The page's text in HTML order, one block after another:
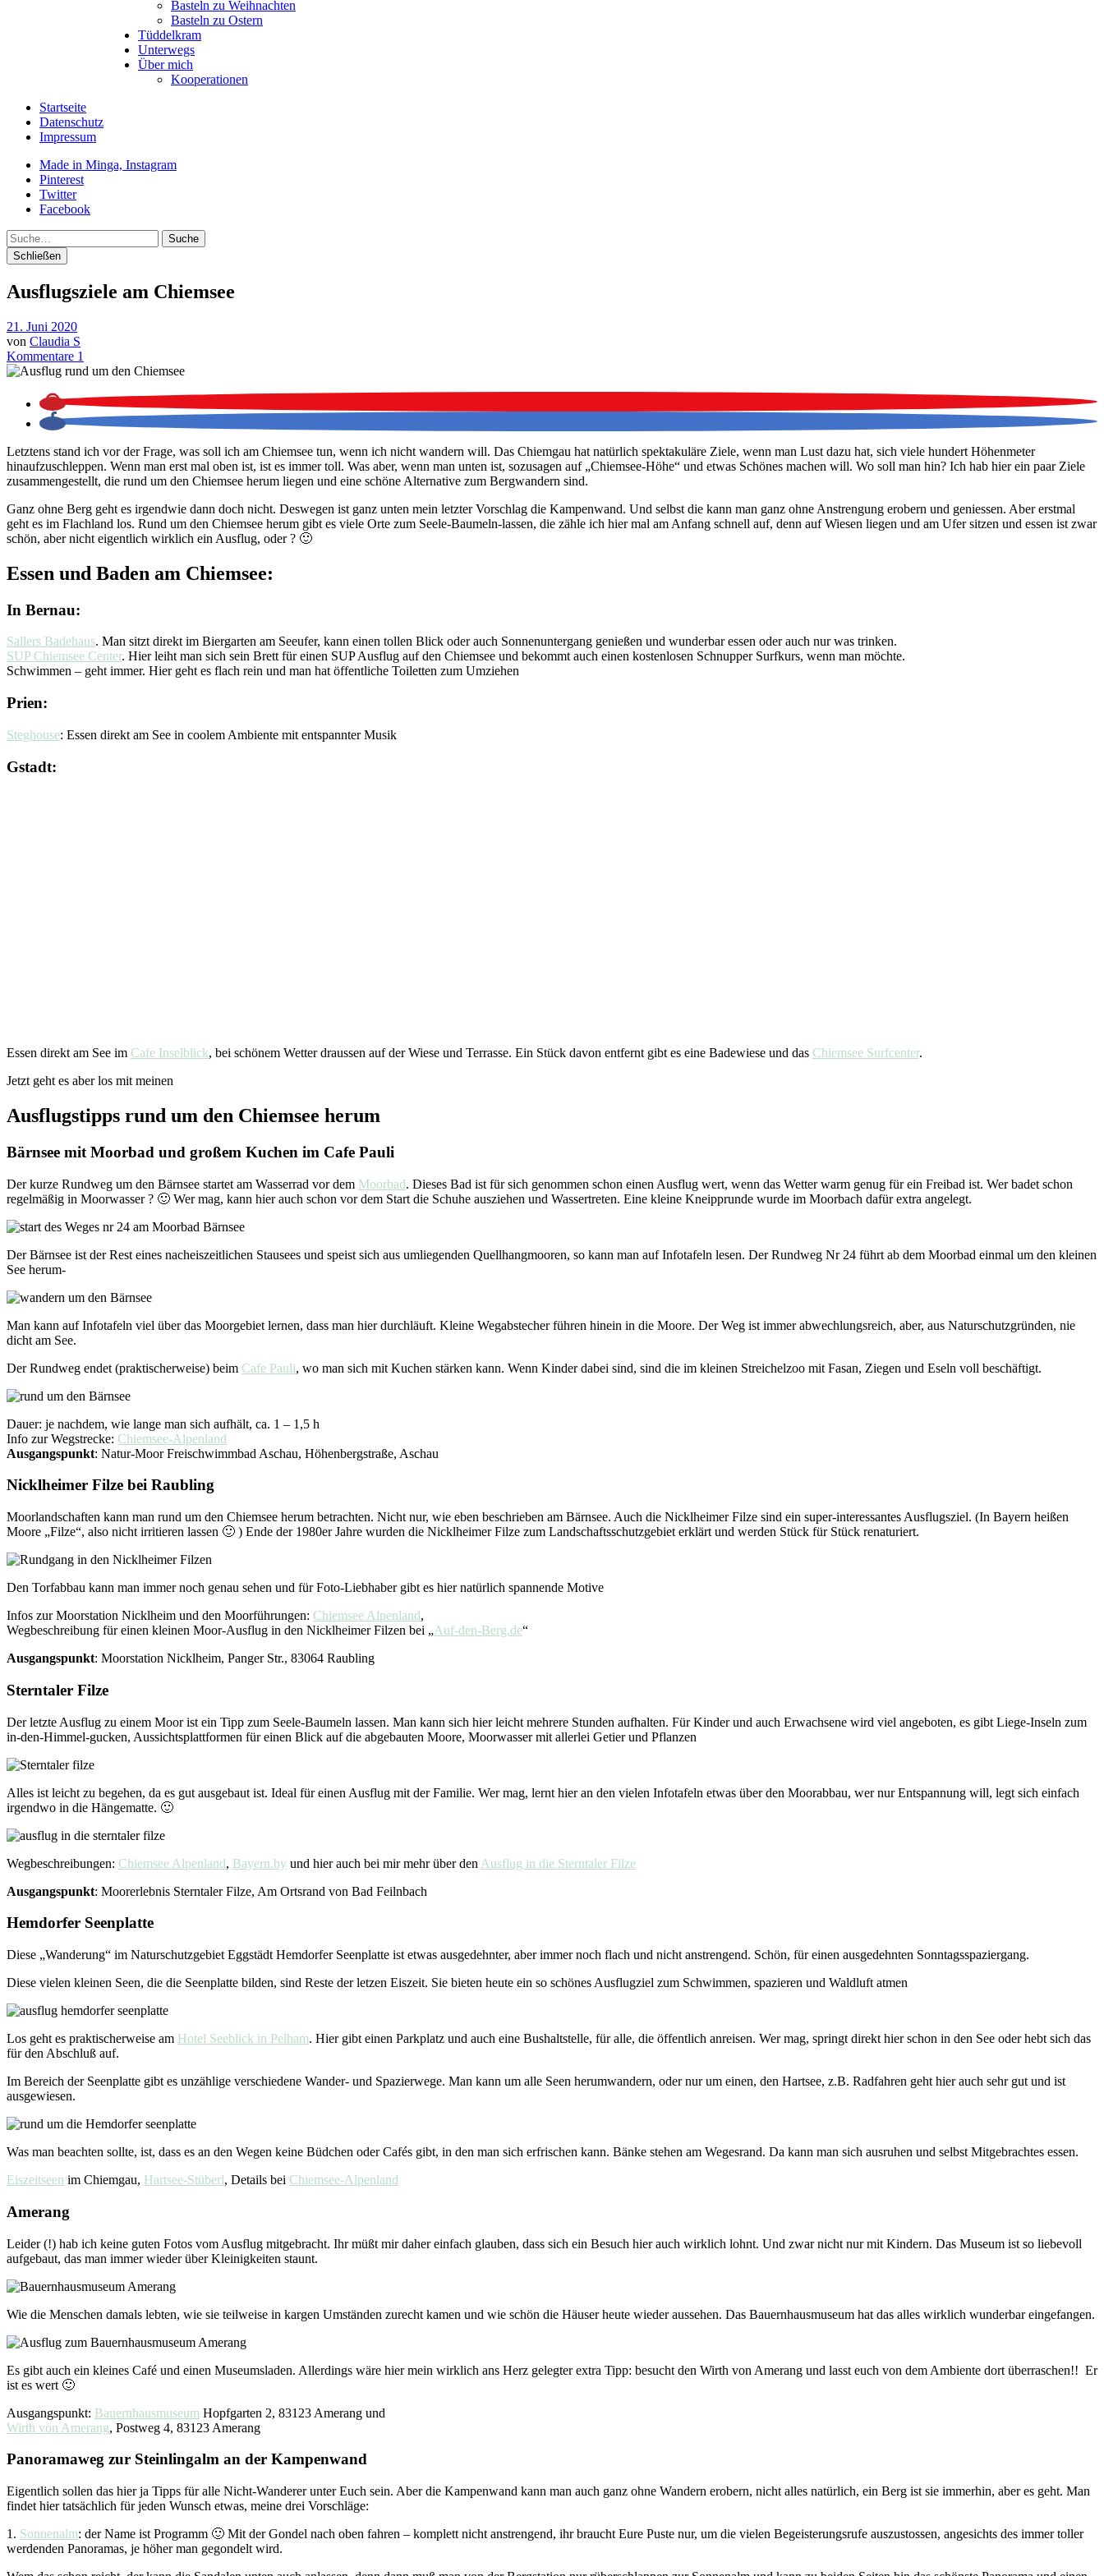
Basteln zu Weihnachten
Basteln zu Ostern
Tüddelkram
Unterwegs
Über mich
Kooperationen
Startseite
Datenschutz
Impressum
Made in Minga, Instagram
Pinterest
Twitter
Facebook
Suche
Schließen
Ausflugsziele am Chiemsee
21. Juni 2020
von Claudia S
Kommentare 1
Letztens stand ich vor der Frage, was soll ich am Chiemsee tun, wenn ich nicht wandern will. Das Chiemgau hat natürlich spektakuläre Ziele, wenn man Lust dazu hat, sich viele hundert Höhenmeter
hinaufzuschleppen. Wenn man erst mal oben ist, ist es immer toll. Was aber, wenn man unten ist, sozusagen auf „Chiemsee-Höhe“ und etwas Schönes machen will. Wo soll man hin? Ich hab hier ein paar Ziele
zusammengestellt, die rund um den Chiemsee herum liegen und eine schöne Alternative zum Bergwandern sind.
Ganz ohne Berg geht es irgendwie dann doch nicht. Deswegen ist ganz unten mein letzter Vorschlag die Kampenwand. Und selbst die kann man ganz ohne Anstrengung erobern und geniessen. Aber erstmal
geht es im Flachland los. Rund um den Chiemsee herum gibt es viele Orte zum Seele-Baumeln-lassen, die zähle ich hier mal am Anfang schnell auf, denn auf Wiesen liegen und am Ufer sitzen und essen ist zwar
schön, aber nicht eigentlich wirklich ein Ausflug, oder ? 🙂
Essen und Baden am Chiemsee:
In Bernau:
Sallers Badehaus. Man sitzt direkt im Biergarten am Seeufer, kann einen tollen Blick oder auch Sonnenuntergang genießen und wunderbar essen oder auch nur was trinken.
SUP Chiemsee Center. Hier leiht man sich sein Brett für einen SUP Ausflug auf den Chiemsee und bekommt auch einen kostenlosen Schnupper Surfkurs, wenn man möchte.
Schwimmen – geht immer. Hier geht es flach rein und man hat öffentliche Toiletten zum Umziehen
Prien:
Steghouse: Essen direkt am See in coolem Ambiente mit entspannter Musik
Gstadt:
Essen direkt am See im Cafe Inselblick, bei schönem Wetter draussen auf der Wiese und Terrasse. Ein Stück davon entfernt gibt es eine Badewiese und das Chiemsee Surfcenter.
Jetzt geht es aber los mit meinen
Ausflugstipps rund um den Chiemsee herum
Bärnsee mit Moorbad und großem Kuchen im Cafe Pauli
Der kurze Rundweg um den Bärnsee startet am Wasserrad vor dem Moorbad. Dieses Bad ist für sich genommen schon einen Ausflug wert, wenn das Wetter warm genug für ein Freibad ist. Wer badet schon
regelmäßig in Moorwasser ? 🙂 Wer mag, kann hier auch schon vor dem Start die Schuhe ausziehen und Wassertreten. Eine kleine Kneipprunde wurde im Moorbach dafür extra angelegt.
Der Bärnsee ist der Rest eines nacheiszeitlichen Stausees und speist sich aus umliegenden Quellhangmooren, so kann man auf Infotafeln lesen. Der Rundweg Nr 24 führt ab dem Moorbad einmal um den kleinen
See herum-
Man kann auf Infotafeln viel über das Moorgebiet lernen, dass man hier durchläuft. Kleine Wegabstecher führen hinein in die Moore. Der Weg ist immer abwechlungsreich, aber, aus Naturschutzgründen, nie
dicht am See.
Der Rundweg endet (praktischerweise) beim Cafe Pauli, wo man sich mit Kuchen stärken kann. Wenn Kinder dabei sind, sind die im kleinen Streichelzoo mit Fasan, Ziegen und Eseln voll beschäftigt.
Dauer: je nachdem, wie lange man sich aufhält, ca. 1 – 1,5 h
Info zur Wegstrecke: Chiemsee-Alpenland
Ausgangspunkt: Natur-Moor Freischwimmbad Aschau, Höhenbergstraße, Aschau
Nicklheimer Filze bei Raubling
Moorlandschaften kann man rund um den Chiemsee herum betrachten. Nicht nur, wie eben beschrieben am Bärnsee. Auch die Nicklheimer Filze sind ein super-interessantes Ausflugsziel. (In Bayern heißen
Moore „Filze“, also nicht irritieren lassen 🙂 ) Ende der 1980er Jahre wurden die Nicklheimer Filze zum Landschaftsschutzgebiet erklärt und werden Stück für Stück renaturiert.
Den Torfabbau kann man immer noch genau sehen und für Foto-Liebhaber gibt es hier natürlich spannende Motive
Infos zur Moorstation Nicklheim und den Moorführungen: Chiemsee Alpenland,
Wegbeschreibung für einen kleinen Moor-Ausflug in den Nicklheimer Filzen bei „Auf-den-Berg.de“
Ausgangspunkt: Moorstation Nicklheim, Panger Str., 83064 Raubling
Sterntaler Filze
Der letzte Ausflug zu einem Moor ist ein Tipp zum Seele-Baumeln lassen. Man kann sich hier leicht mehrere Stunden aufhalten. Für Kinder und auch Erwachsene wird viel angeboten, es gibt Liege-Inseln zum
in-den-Himmel-gucken, Aussichtsplattformen für einen Blick auf die abgebauten Moore, Moorwasser mit allerlei Getier und Pflanzen
Alles ist leicht zu begehen, da es gut ausgebaut ist. Ideal für einen Ausflug mit der Familie. Wer mag, lernt hier an den vielen Infotafeln etwas über den Moorabbau, wer nur Entspannung will, legt sich einfach
irgendwo in die Hängematte. 🙂
Wegbeschreibungen: Chiemsee Alpenland, Bayern.by und hier auch bei mir mehr über den Ausflug in die Sterntaler Filze
Ausgangspunkt: Moorerlebnis Sterntaler Filze, Am Ortsrand von Bad Feilnbach
Hemdorfer Seenplatte
Diese „Wanderung“ im Naturschutzgebiet Eggstädt Hemdorfer Seenplatte ist etwas ausgedehnter, aber immer noch flach und nicht anstrengend. Schön, für einen ausgedehnten Sonntagsspaziergang.
Diese vielen kleinen Seen, die die Seenplatte bilden, sind Reste der letzen Eiszeit. Sie bieten heute ein so schönes Ausflugziel zum Schwimmen, spazieren und Waldluft atmen
Los geht es praktischerweise am Hotel Seeblick in Pelham. Hier gibt einen Parkplatz und auch eine Bushaltstelle, für alle, die öffentlich anreisen. Wer mag, springt direkt hier schon in den See oder hebt sich das
für den Abschluß auf.
Im Bereich der Seenplatte gibt es unzählige verschiedene Wander- und Spazierwege. Man kann um alle Seen herumwandern, oder nur um einen, den Hartsee, z.B. Radfahren geht hier auch sehr gut und ist
ausgewiesen.
Was man beachten sollte, ist, dass es an den Wegen keine Büdchen oder Cafés gibt, in den man sich erfrischen kann. Bänke stehen am Wegesrand. Da kann man sich ausruhen und selbst Mitgebrachtes essen.
Eiszeitseen im Chiemgau, Hartsee-Stüberl, Details bei Chiemsee-Alpenland
Amerang
Leider (!) hab ich keine guten Fotos vom Ausflug mitgebracht. Ihr müßt mir daher einfach glauben, dass sich ein Besuch hier auch wirklich lohnt. Und zwar nicht nur mit Kindern. Das Museum ist so liebevoll
aufgebaut, das man immer wieder über Kleinigkeiten staunt.
Wie die Menschen damals lebten, wie sie teilweise in kargen Umständen zurecht kamen und wie schön die Häuser heute wieder aussehen. Das Bauernhausmuseum hat das alles wirklich wunderbar eingefangen.
Es gibt auch ein kleines Café und einen Museumsladen. Allerdings wäre hier mein wirklich ans Herz gelegter extra Tipp: besucht den Wirth von Amerang und lasst euch von dem Ambiente dort überraschen!! Er
ist es wert 🙂
Ausgangspunkt: Bauernhausmuseum Hopfgarten 2, 83123 Amerang und
Wirth von Amerang, Postweg 4, 83123 Amerang
Panoramaweg zur Steinlingalm an der Kampenwand
Eigentlich sollen das hier ja Tipps für alle Nicht-Wanderer unter Euch sein. Aber die Kampenwand kann man auch ganz ohne Wandern erobern, nicht alles natürlich, ein Berg ist sie immerhin, aber es geht. Man
findet hier tatsächlich für jeden Wunsch etwas, meine drei Vorschläge:
1. Sonnenalm: der Name ist Programm 🙂 Mit der Gondel nach oben fahren – komplett nicht anstrengend, ihr braucht Eure Puste nur, um die vielen Begeisterungsrufe auszustossen, angesichts des immer toller
werdenden Panoramas, je höher man gegondelt wird.